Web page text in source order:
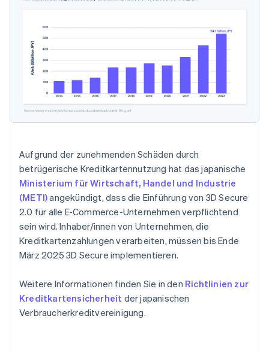
Aufgrund der zunehmenden Schäden durch
betrügerische Kreditkartennutzung hat das japanische
Ministerium für Wirtschaft, Handel und Industrie
(METI)angekündigt, dass die Einführung von 3D Secure
2.0 für alle E-Commerce-Unternehmen verpflichtend
sein wird. Inhaber/innen von Unternehmen, die
Kreditkartenzahlungen verarbeiten, müssen bis Ende
März 2025 3D Secure implementieren.
Weitere Informationen finden Sie in den Richtlinien zur
Kreditkartensicherheit der japanischen
Verbraucherkreditvereinigung.